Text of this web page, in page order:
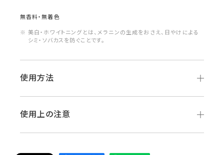
無香料・無着色
※ 美白・ホワイトニングとは、メラニンの生成をおさえ、日やけによる
シミ・ソバカスを防ぐことです。
使用方法
使用上の注意